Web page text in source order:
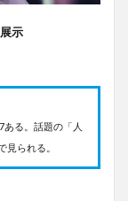
示
る。話題の「人
見られる。